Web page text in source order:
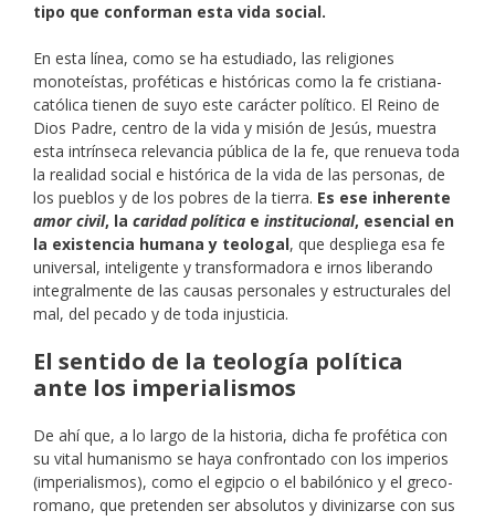
tipo que conforman esta vida social.
En esta línea, como se ha estudiado, las religiones
monoteístas, proféticas e históricas como la fe cristiana-
católica tienen de suyo este carácter político. El Reino de
Dios Padre, centro de la vida y misión de Jesús, muestra
esta intrínseca relevancia pública de la fe, que renueva toda
la realidad social e histórica de la vida de las personas, de
los pueblos y de los pobres de la tierra. Es ese inherente
amor civil, la caridad política e institucional, esencial en
la existencia humana y teologal, que despliega esa fe
universal, inteligente y transformadora e irnos liberando
integralmente de las causas personales y estructurales del
mal, del pecado y de toda injusticia.
El sentido de la teología política
ante los imperialismos
De ahí que, a lo largo de la historia, dicha fe profética con
su vital humanismo se haya confrontado con los imperios
(imperialismos), como el egipcio o el babilónico y el greco-
romano, que pretenden ser absolutos y divinizarse con sus